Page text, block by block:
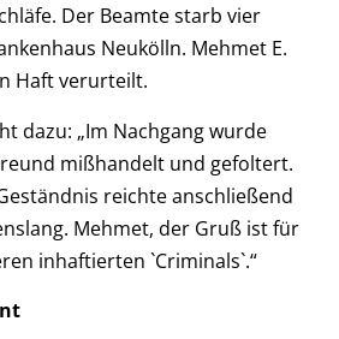
Der Beamte starb vier
Neukölln. Mehmet E.
Haft verurteilt.
dazu: „Im Nachgang wurde
mißhandelt und gefoltert.
reichte anschließend
Mehmet, der Gruß ist für
inhaftierten `Criminals`.“